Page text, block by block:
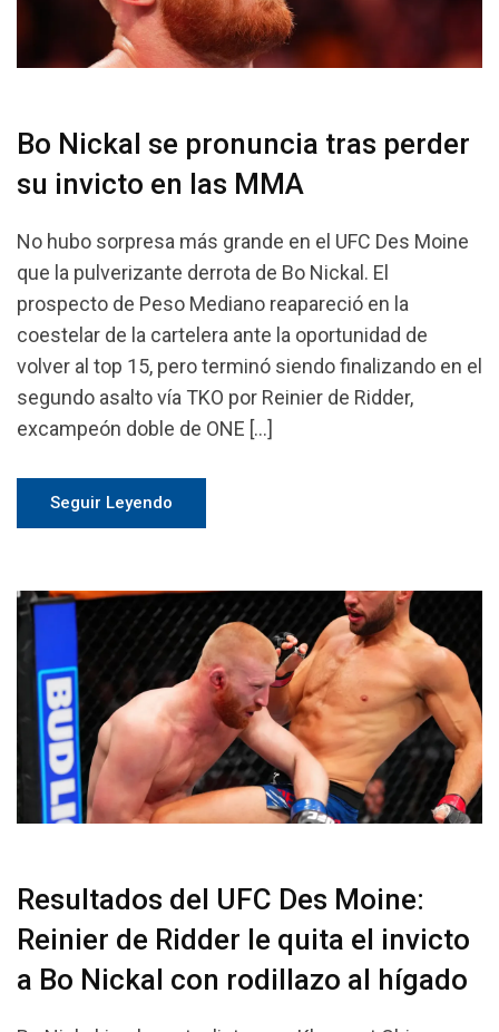
Bo Nickal se pronuncia tras perder
su invicto en las MMA
No hubo sorpresa más grande en el UFC Des Moine
que la pulverizante derrota de Bo Nickal. El
prospecto de Peso Mediano reapareció en la
coestelar de la cartelera ante la oportunidad de
volver al top 15, pero terminó siendo finalizando en el
segundo asalto vía TKO por Reinier de Ridder,
excampeón doble de ONE […]
Seguir Leyendo
Resultados del UFC Des Moine:
Reinier de Ridder le quita el invicto
a Bo Nickal con rodillazo al hígado